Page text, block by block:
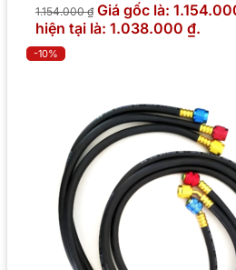
1.154.000₫ Giá gốc là:
hiện tại là: 1.038.000 ₫.
-10%